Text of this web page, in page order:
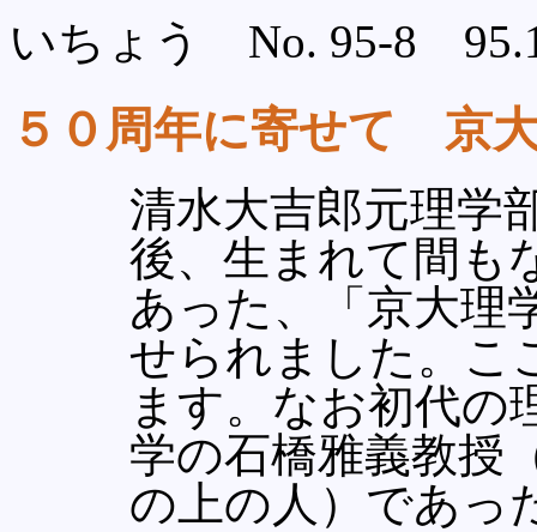
いちょう No. 95-8
５０周年に寄せて 京
清水大吉郎元理学
後、生まれて間も
あった、「京大理
せられました。こ
ます。なお初代の
学の石橋雅義教授
の上の人）であっ